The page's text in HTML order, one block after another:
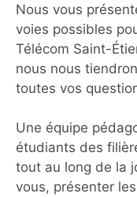
Nous vous
voies possibles
Télécom Saint-
nous nous
toutes vos
Une équipe
étudiants des
tout au long de la
vous, présenter